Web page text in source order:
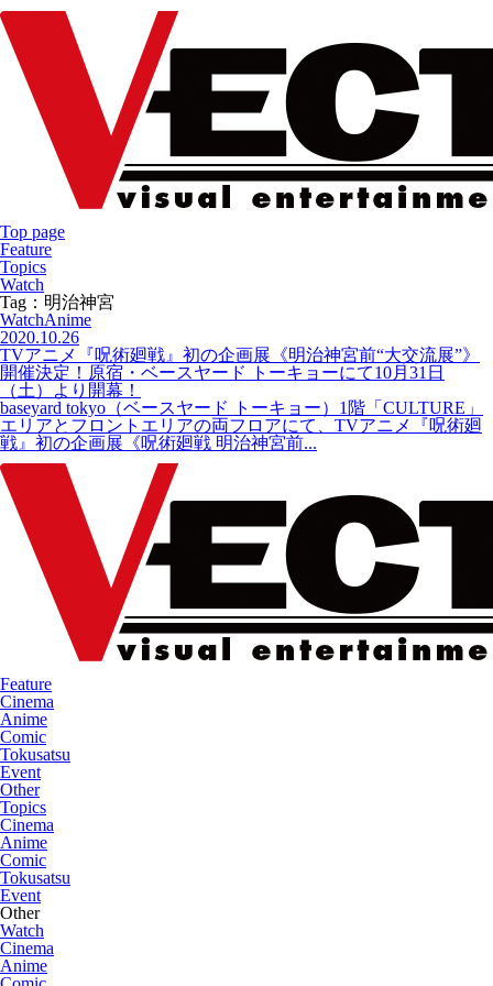
Top page
Feature
Topics
Watch
Tag：明治神宮
WatchAnime
2020.10.26
TVアニメ『呪術廻戦』初の企画展《明治神宮前“大交流展”》
開催決定！原宿・ベースヤード トーキョーにて10月31日
（土）より開幕！
baseyard tokyo（ベースヤード トーキョー）1階「CULTURE」
エリアとフロントエリアの両フロアにて、TVアニメ『呪術廻
戦』初の企画展《呪術廻戦 明治神宮前...
Feature
Cinema
Anime
Comic
Tokusatsu
Event
Other
Topics
Cinema
Anime
Comic
Tokusatsu
Event
Other
Watch
Cinema
Anime